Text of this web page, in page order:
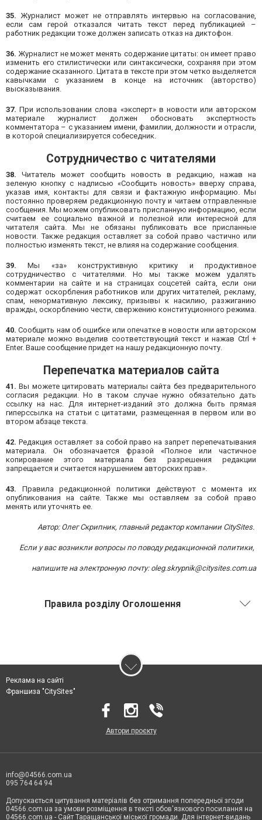
35. Журналист может не отправлять интервью на согласование,
если сам герой отказался читать текст перед публикацией –
работник редакции тоже должен записать отказ на диктофон.
36. Журналист не может менять содержание цитаты: он имеет право
изменить его стилистически или синтаксически, сохраняя при этом
содержание сказанного. Цитата в тексте при этом четко выделяется
кавычками с указанием в конце на источник (авторство)
высказывания.
37. При использовании слова «эксперт» в новости или авторском
материале журналист должен обосновать экспертность
комментатора – с указанием имени, фамилии, должности и отрасли,
в которой специализируется собеседник.
Сотрудничество с читателями
38. Читатель может сообщить новость в редакцию, нажав на
зеленую кнопку с надписью «Сообщить новость» вверху справа,
указав имя, контакты для связи и фактажную информацию. Мы
постоянно проверяем редакционную почту и читаем отправленные
сообщения. Мы можем опубликовать присланную информацию, если
считаем ее социально важной и полезной или интересной для
читателя сайта. Мы не обязаны публиковать все присланные
новости. Также редакция оставляет за собой право частично или
полностью изменять текст, не влияя на содержание сообщения.
39. Мы «за» конструктивную критику и продуктивное
сотрудничество с читателями. Но мы также можем удалять
комментарии на сайте и на страницах соцсетей сайта, если они
содержат оскорбления работников или других читателей, рекламу,
спам, ненормативную лексику, призывы к насилию, разжиганию
вражды, оскорблению чести, свержению конституционного режима.
40. Сообщить нам об ошибке или опечатке в новости или авторском
материале можно выделив соответствующий текст и нажав Ctrl +
Enter. Ваше сообщение придет на нашу редакционную почту.
Перепечатка материалов сайта
41. Вы можете цитировать материалы сайта без предварительного
согласия редакции. Но в таком случае нужно обязательно дать
ссылку на нас. Для интернет-изданий это должна быть прямая
гиперссылка на статьи с цитатами, размещенная в первом или во
втором абзаце текста.
42. Редакция оставляет за собой право на запрет перепечатывания
материала. Он обозначается фразой «Полное или частичное
копирование этого материала без разрешения редакции
запрещается и считается нарушением авторских прав».
43. Правила редакционной политики действуют с момента их
опубликования на сайте. Также мы оставляем за собой право
менять или уточнять ее.
Автор: Олег Скрипник, главный редактор компании CitySites.
Если у вас возникли вопросы по поводу редакционной политики,
напишите на электронную почту: oleg.skrypnik@citysites.com.ua
Правила розділу Оголошення
Реклама на сайті
Франшиза "CitySites"
Автори проєкту
info@04566.com.ua
095 764 64 94
Допускається цитування матеріалів без отримання попередньої згоди
04566.com.ua за умови розміщення в тексті обов'язкового посилання на
04566.com.ua - Cайт Таращанської міської громади. Для інтернет-видань